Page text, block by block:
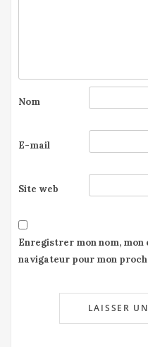
Nom
E-mail
Site web
Enregistrer mon nom, mon
navigateur pour mon